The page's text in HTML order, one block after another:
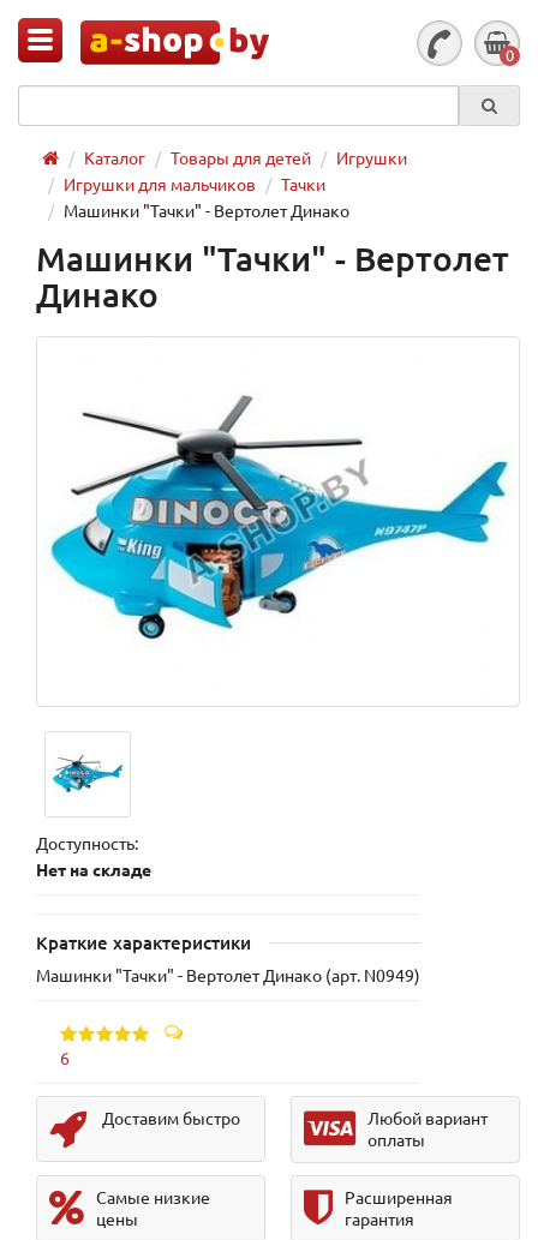
0
Каталог Товары для детей
Игрушки
Игрушки для мальчиков
Тачки
Машинки "Тачки" - Вертолет Динако
Машинки "Тачки" - Вертолет
Динако
Доступность:
Нет на складе
Краткие характеристики
Машинки "Тачки" - Вертолет Динако (арт. N0949)
6
Доставим быстро
Любой вариант
оплаты
Самые низкие
цены
Расширенная
гарантия